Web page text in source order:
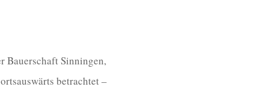
Bauerschaft Sinningen,
betrachtet –